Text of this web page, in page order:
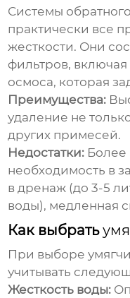
Системы
практически все
жесткости. Они
фильтров,
осмоса, которая
Преимущества:
удаление не
других примесей.
Недостатки: Более
необходимость в
в дренаж (до 3-5
воды), медленная
Как выбрать
При выборе
учитывать
Жесткость воды: